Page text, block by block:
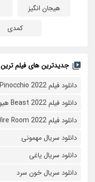
هیجان انگیز
کمدی
جدیدترین های فیلم ترین
دانلود فیلم Pinocchio 2022 پینوکیو
دانلود فیلم Beast 2022 هیولا
دانلود فیلم Wire Room 2022 اتاق شنود
دانلود سریال مهمونی
دانلود سریال یاغی
دانلود سریال خون سرد